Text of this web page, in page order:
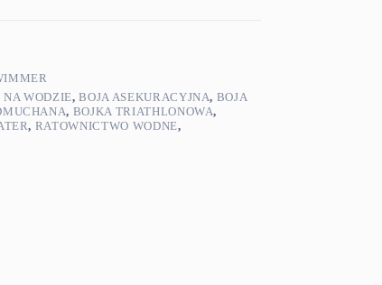
NA WODZIE,BOJA ASEKURACYJNA, BOJA
, BOJKA TRIATHLONOWA,
, RATOWNICTWO WODNE,